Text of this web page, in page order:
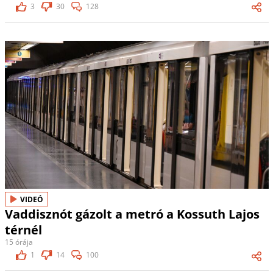
3
30 128
VIDEÓ
Vaddisznót gázolt a metró a Kossuth Lajos
térnél
15 órája
1
14 100